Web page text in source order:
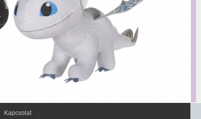
Kapcsolat